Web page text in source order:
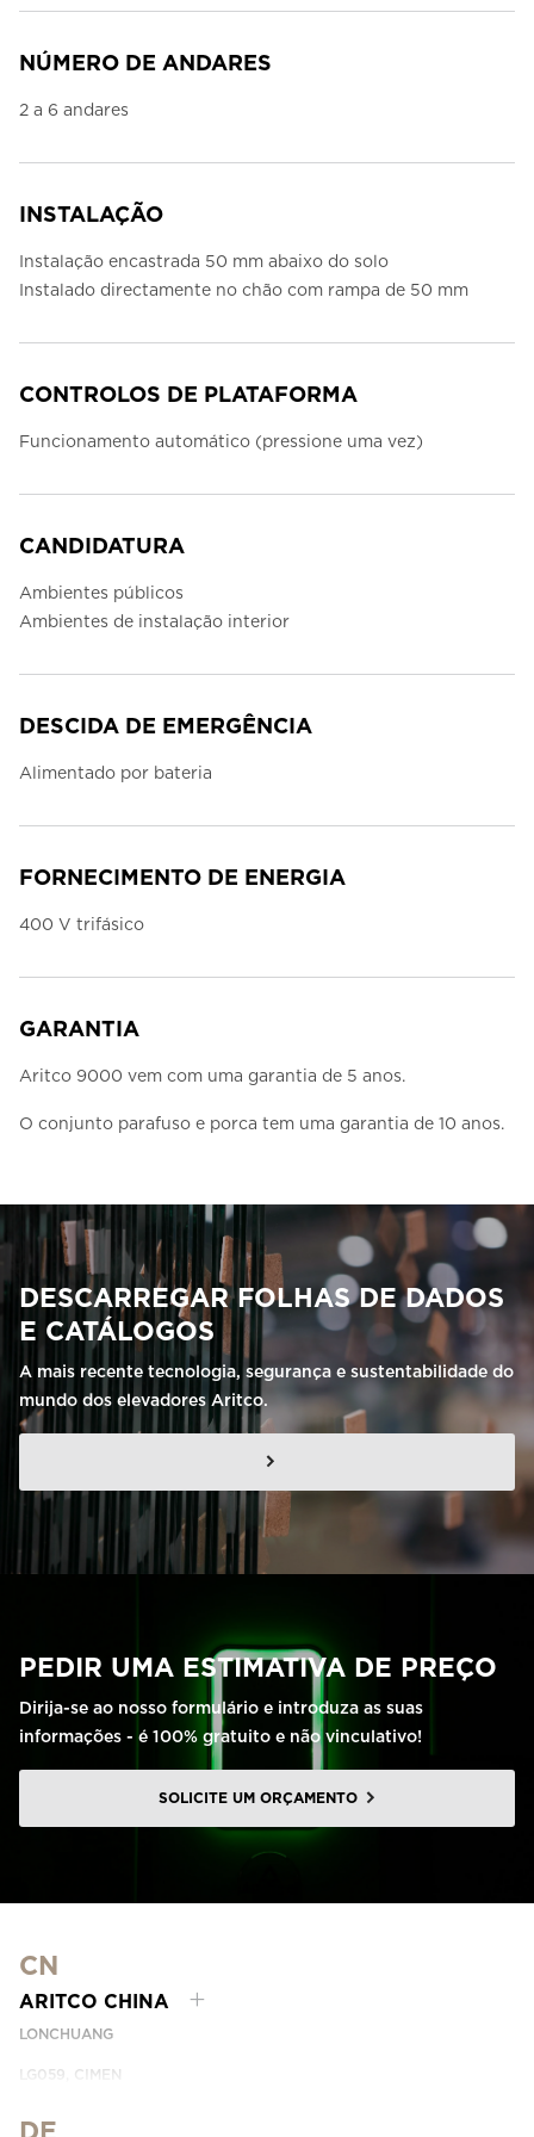
NÚMERO DE ANDARES
2 a 6 andares
INSTALAÇÃO
Instalação encastrada 50 mm abaixo do solo
Instalado directamente no chão com rampa de 50 mm
CONTROLOS DE PLATAFORMA
Funcionamento automático (pressione uma vez)
CANDIDATURA
Ambientes públicos
Ambientes de instalação interior
DESCIDA DE EMERGÊNCIA
Alimentado por bateria
FORNECIMENTO DE ENERGIA
400 V trifásico
GARANTIA
Aritco 9000 vem com uma garantia de 5 anos.
O conjunto parafuso e porca tem uma garantia de 10 anos.
DESCARREGAR FOLHAS DE DADOS
E CATÁLOGOS
A mais recente tecnologia, segurança e sustentabilidade do
mundo dos elevadores Aritco.
PEDIR UMA ESTIMATIVA DE PREÇO
Dirija-se ao nosso formulário e introduza as suas
informações - é 100% gratuito e não vinculativo!
SOLICITE UM ORÇAMENTO
CN
ARITCO CHINA
LONCHUANG
LG059, CIMEN
SHANGHAI, CHINA